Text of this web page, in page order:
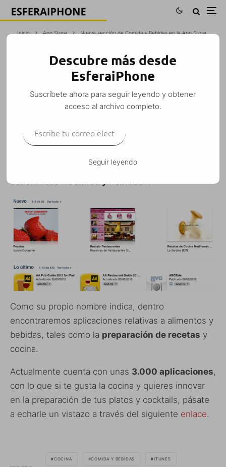
Inicio App Store Nueva sección de Comida y Bebidas en la App Store
NUEVA SECCIÓN DE COMIDA Y
BEBIDAS EN LA APP STORE
Tomás · App Store Noticias · 13 julio, 2012 · 1 Minuto de lectura
sección dentro de su tienda de aplicaciones,
denominada
Como su propio nombre indica, dentro
encontraremos aplicaciones relativas a alimentos y
bebidas, tales como la preparación de recetas y
cocina.
Actualmente cuenta con unas 3.000 aplicaciones,
con lo que si te gusta la cocina y quieres innovar
en la preparación de tus platos y cocktails, pásate
a echarle un vistazo a través del siguiente enlace.
COCINA COMIDA Y BEBIDAS ITUNES
Descubre más desde
EsferaiPhone
Suscríbete ahora para seguir leyendo y obtener
acceso al archivo completo.
Seguir leyendo